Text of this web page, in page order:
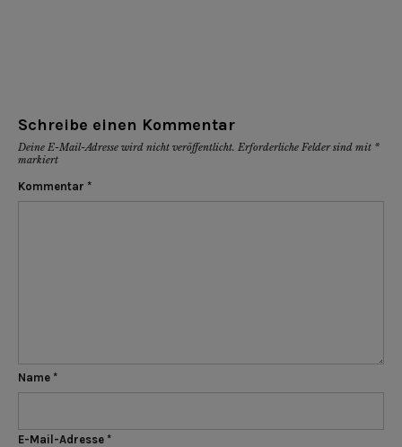
Schreibe einen Kommentar
Deine E-Mail-Adresse wird nicht veröffentlicht. Erforderliche Felder sind mit *
markiert
Kommentar *
Name *
E-Mail-Adresse *